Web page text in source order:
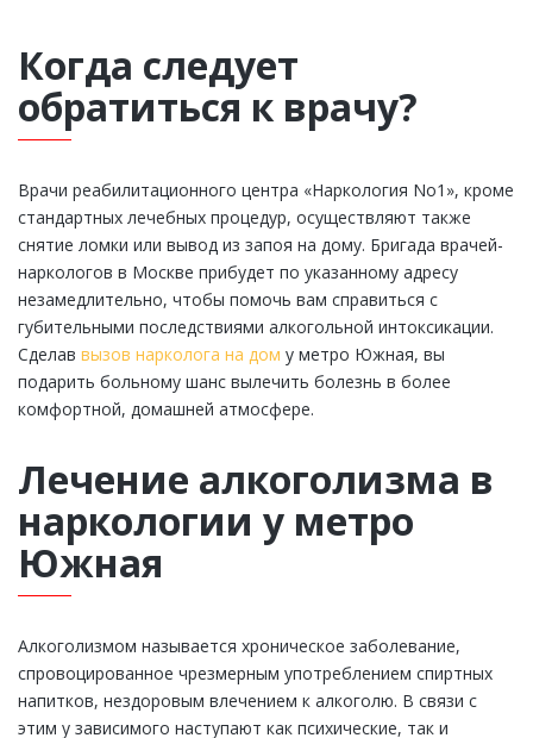
Когда следует
обратиться к врачу?
Врачи реабилитационного центра «Наркология Nо1», кроме
стандартных лечебных процедур, осуществляют также
снятие ломки или вывод из запоя на дому. Бригада врачей-
наркологов в Москве прибудет по указанному адресу
незамедлительно, чтобы помочь вам справиться с
губительными последствиями алкогольной интоксикации.
Сделав вызов нарколога на дом у метро Южная, вы
подарить больному шанс вылечить болезнь в более
комфортной, домашней атмосфере.
Лечение алкоголизма в
наркологии у метро
Южная
Алкоголизмом называется хроническое заболевание,
спровоцированное чрезмерным употреблением спиртных
напитков, нездоровым влечением к алкоголю. В связи с
этим у зависимого наступают как психические, так и